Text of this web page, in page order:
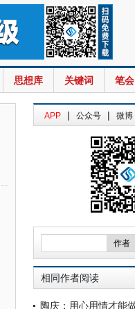
思想库 关键词 笔会
APP | 公众号 | 微博
相同作者阅读